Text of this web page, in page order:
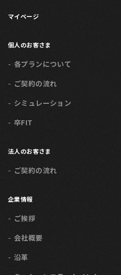
マイページ
個人のお客さま
各プランについて
ご契約の流れ
シミュレーション
卒FIT
法人のお客さま
ご契約の流れ
企業情報
ご挨拶
会社概要
沿革